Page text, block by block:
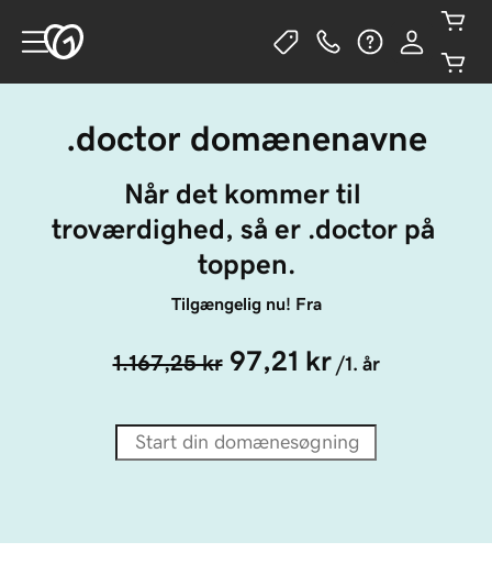
.doctor domænenavne
Når det kommer til
troværdighed, så er .doctor på
toppen.
Tilgængelig nu! Fra
1.167,25 kr 97,21 kr /1. år